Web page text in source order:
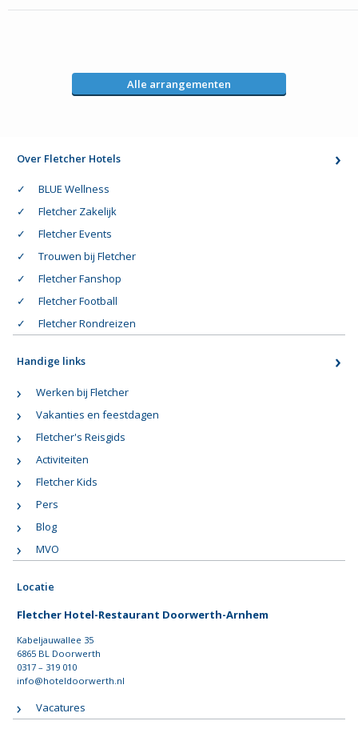
Alle arrangementen
Over Fletcher Hotels
BLUE Wellness
Fletcher Zakelijk
Fletcher Events
Trouwen bij Fletcher
Fletcher Fanshop
Fletcher Football
Fletcher Rondreizen
Handige links
Werken bij Fletcher
Vakanties en feestdagen
Fletcher's Reisgids
Activiteiten
Fletcher Kids
Pers
Blog
MVO
Locatie
Fletcher Hotel-Restaurant Doorwerth-Arnhem
Kabeljauwallee 35
6865 BL Doorwerth
0317 – 319 010
info@hoteldoorwerth.nl
Vacatures